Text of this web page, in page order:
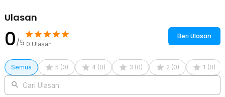
Ulasan
0/5 0 Ulasan
Beri Ulasan
Semua 5 (0) 4 (0) 3 (0) 2 (0) 1 (0)
Cari Ulasan